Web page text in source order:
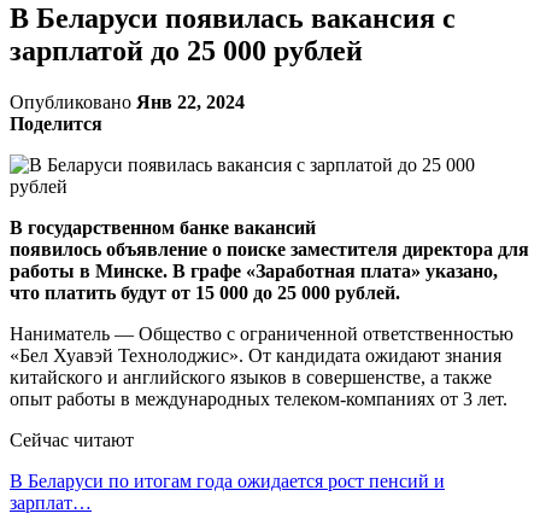
В Беларуси появилась вакансия с
зарплатой до 25 000 рублей
Опубликовано Янв 22, 2024
Поделится
В государственном банке вакансий
появилось объявление о поиске заместителя директора для
работы в Минске. В графе «Заработная плата» указано,
что платить будут от 15 000 до 25 000 рублей.
Наниматель — Общество с ограниченной ответственностью
«Бел Хуавэй Технолоджис». От кандидата ожидают знания
китайского и английского языков в совершенстве, а также
опыт работы в международных телеком-компаниях от 3 лет.
Сейчас читают
В Беларуси по итогам года ожидается рост пенсий и
зарплат…